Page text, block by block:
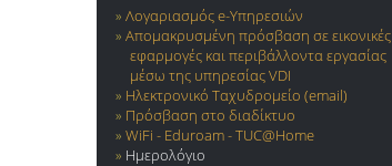
Λογαριασμός e-Yπηρεσιών
Απομακρυσμένη πρόσβαση σε εικονικές
εφαρμογές και περιβάλλοντα εργασίας
μέσω της υπηρεσίας VDI
Ηλεκτρονικό Ταχυδρομείο (email)
Πρόσβαση στο διαδίκτυο
WiFi - Eduroam - TUC@Home
Ημερολόγιο